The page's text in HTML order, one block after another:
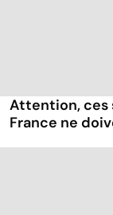
Attention, ces
France ne